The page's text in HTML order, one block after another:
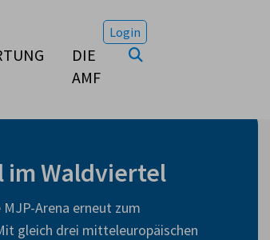
Login
DIE
AMF
im Waldviertel
Arena erneut zum
gleich drei mitteleuropäischen